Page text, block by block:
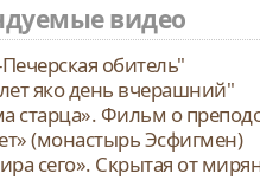
видео
обитель"
яко день вчерашний"
старца». Фильм о
(монастырь Эсфигмен)
сего». Скрытая от